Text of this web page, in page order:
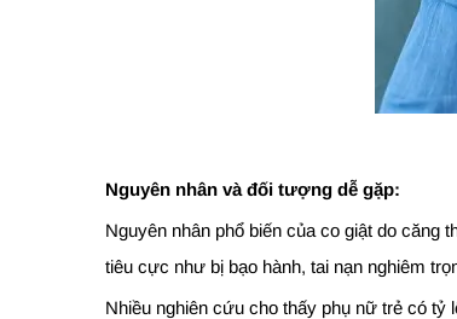
Nguyên nhân và đối tượng dễ gặp:
Nguyên nhân phổ biến của co giật do căng
tiêu cực như bị bạo hành, tai nạn nghiêm
Nhiều nghiên cứu cho thấy phụ nữ trẻ có